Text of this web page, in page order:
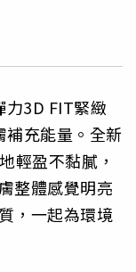
3D FIT緊緻
補充能量。全新
輕盈不黏膩，
整體感覺明亮
，一起為環境